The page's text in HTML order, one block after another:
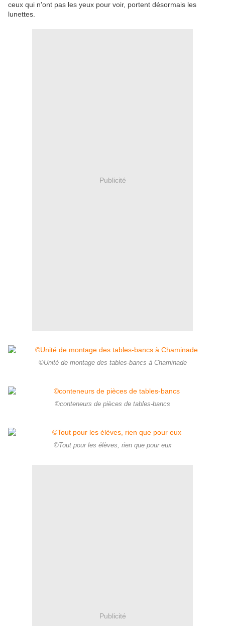
ceux qui n'ont pas les yeux pour voir, portent désormais les
lunettes.
Publicité
©Unité de montage des tables-bancs à Chaminade
©conteneurs de pièces de tables-bancs
©Tout pour les élèves, rien que pour eux
Publicité